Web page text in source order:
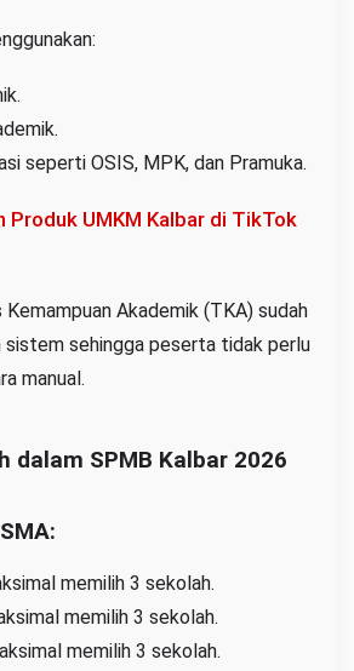
seperti OSIS, MPK, dan Pramuka.
Produk UMKM Kalbar di TikTok
Kemampuan Akademik (TKA) sudah
sehingga peserta tidak perlu
manual.
dalam SPMB Kalbar 2026
memilih 3 sekolah.
memilih 3 sekolah.
memilih 3 sekolah.